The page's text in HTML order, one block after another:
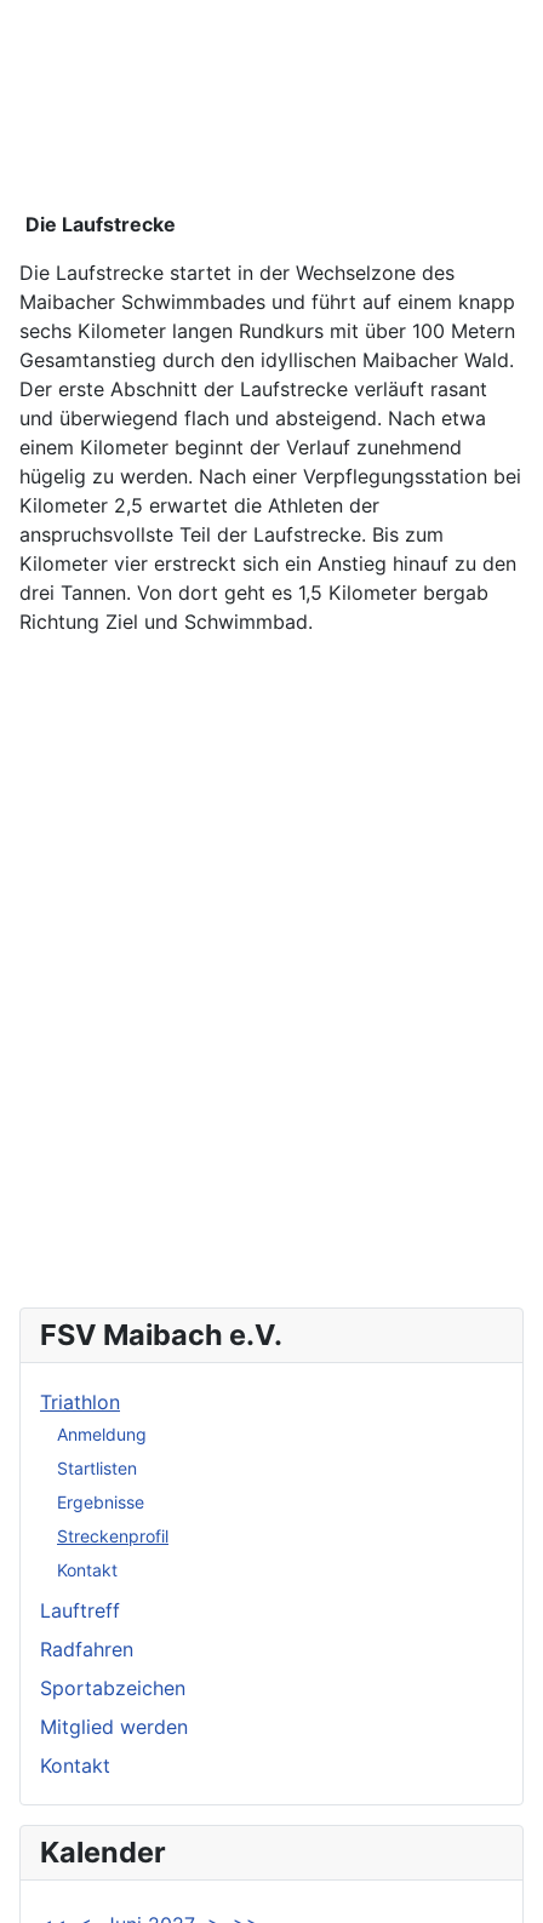
FSV Maibach e.V.
Triathlon
Anmeldung
Startlisten
Ergebnisse
Streckenprofil
Kontakt
Lauftreff
Radfahren
Sportabzeichen
Mitglied werden
Kontakt
Kalender
Die Laufstrecke
Die Laufstrecke startet in der Wechselzone des
Maibacher Schwimmbades und führt auf einem knapp
sechs Kilometer langen Rundkurs mit über 100 Metern
Gesamtanstieg durch den idyllischen Maibacher Wald.
Der erste Abschnitt der Laufstrecke verläuft rasant
und überwiegend flach und absteigend. Nach etwa
einem Kilometer beginnt der Verlauf zunehmend
hügelig zu werden. Nach einer Verpflegungsstation bei
Kilometer 2,5 erwartet die Athleten der
anspruchsvollste Teil der Laufstrecke. Bis zum
Kilometer vier erstreckt sich ein Anstieg hinauf zu den
drei Tannen. Von dort geht es 1,5 Kilometer bergab
Richtung Ziel und Schwimmbad.